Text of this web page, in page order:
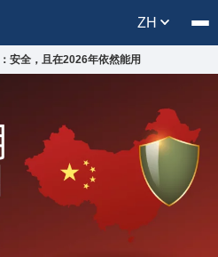
ZH
安全，且在2026年依然能用